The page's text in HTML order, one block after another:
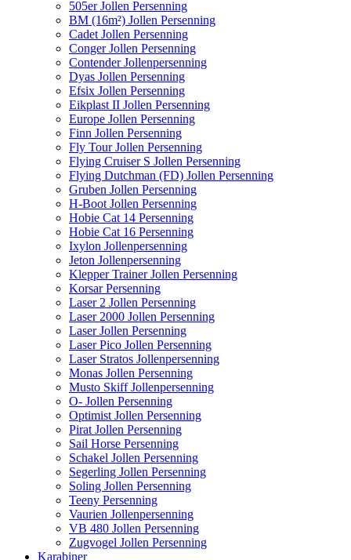
505er Jollen Persenning
BM (16m²) Jollen Persenning
Cadet Jollen Persenning
Conger Jollen Persenning
Contender Jollenpersenning
Dyas Jollen Persenning
Efsix Jollen Persenning
Eikplast II Jollen Persenning
Europe Jollen Persenning
Finn Jollen Persenning
Fly Tour Jollen Persenning
Flying Cruiser S Jollen Persenning
Flying Dutchman (FD) Jollen Persenning
Gruben Jollen Persenning
H-Boot Jollen Persenning
Hobie Cat 14 Persenning
Hobie Cat 16 Persenning
Ixylon Jollenpersenning
Jeton Jollenpersenning
Klepper Trainer Jollen Persenning
Korsar Persenning
Laser 2 Jollen Persenning
Laser 2000 Jollen Persenning
Laser Jollen Persenning
Laser Pico Jollen Persenning
Laser Stratos Jollenpersenning
Monas Jollen Persenning
Musto Skiff Jollenpersenning
O- Jollen Persenning
Optimist Jollen Persenning
Pirat Jollen Persenning
Sail Horse Persenning
Schakel Jollen Persenning
Segerling Jollen Persenning
Soling Jollen Persenning
Teeny Persenning
Vaurien Jollenpersenning
VB 480 Jollen Persenning
Zugvogel Jollen Persenning
Karabiner